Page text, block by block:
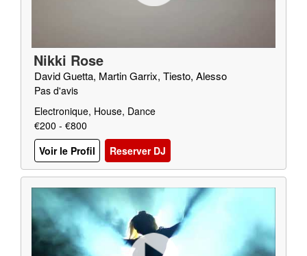
Nikki Rose
David Guetta, Martin Garrix, Tiesto, Alesso
Pas d'avis
Electronique, House, Dance
€200 - €800
Voir le Profil
Reserver DJ